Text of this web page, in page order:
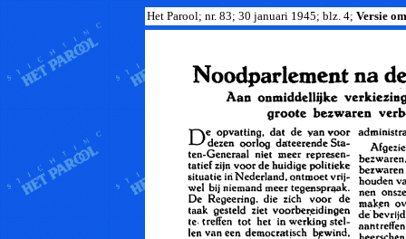
Het Parool; nr. 83; 30 januari 1945; blz. 4; Versie